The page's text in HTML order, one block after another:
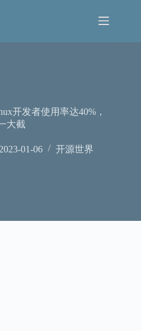
开发者使用率达40%，
大截
2023-01-06 开源世界